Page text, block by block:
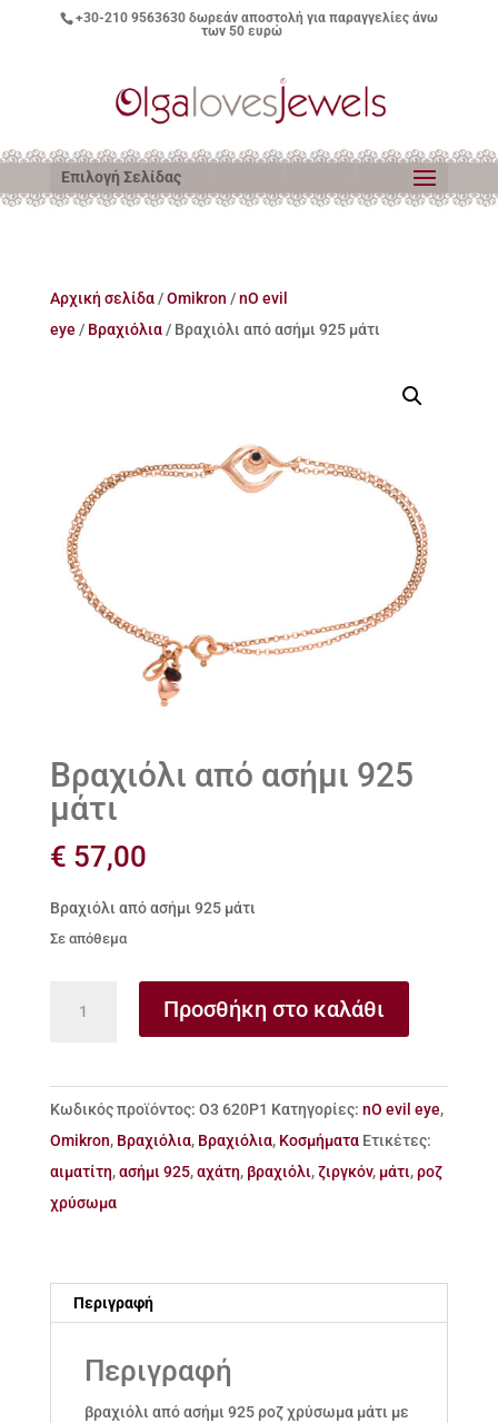
+30-210 9563630δωρεάν αποστολή για παραγγελίες άνω
των 50 ευρώ
Επιλογή Σελίδας
Αρχική σελίδα/Omikron /nO evil
eye / Βραχιόλια/ Βραχιόλι από ασήμι 925 μάτι
Βραχιόλι από ασήμι 925
μάτι
€ 57,00
Βραχιόλι από ασήμι 925 μάτι
Σε απόθεμα
925
μάτι
ποσότητα
Προσθήκη στο καλάθι
Κωδικός προϊόντος: Ο3 620Ρ1 Κατηγορίες: nO evil eye,
Omikron, Βραχιόλια, Βραχιόλια, Κοσμήματα Ετικέτες:
αιματίτη,ασήμι 925,αχάτη, βραχιόλι,ζιργκόν, μάτι,ροζ
χρύσωμα
Περιγραφή
Περιγραφή
βραχιόλι από ασήμι 925 ροζ χρύσωμα μάτι με